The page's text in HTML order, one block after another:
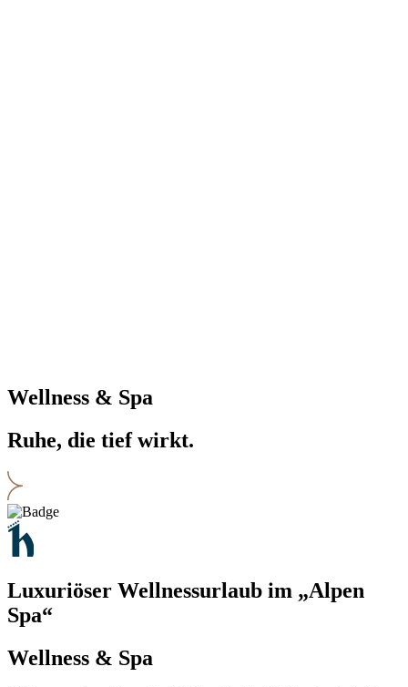
Wellness & Spa
Ruhe, die tief wirkt.
Luxuriöser Wellnessurlaub im „Alpen
Spa“
Wellness & Spa